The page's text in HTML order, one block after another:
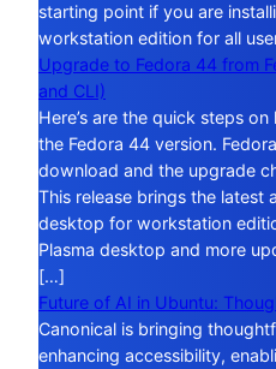
starting point if you are
workstation edition for all
Upgrade to Fedora 44 from
and CLI)
Here’s are the quick steps
the Fedora 44 version.
download and the upgrade
This release brings the latest
desktop for workstation
Plasma desktop and more
[…]
Future of AI in Ubuntu:
Canonical is bringing
enhancing accessibility,